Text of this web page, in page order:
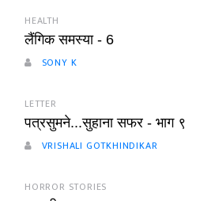
HEALTH
लैंगिक समस्या - 6
SONY K
LETTER
पत्रसुमने...सुहाना सफर - भाग ९
VRISHALI GOTKHINDIKAR
HORROR STORIES